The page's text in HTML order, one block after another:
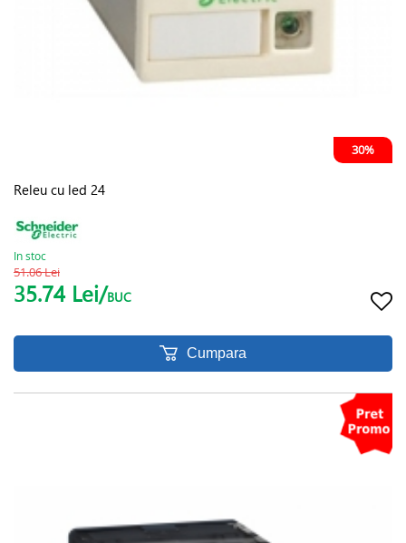
30%
Releu cu led 24
In stoc
51.06 Lei
35.74 Lei/BUC
Cumpara